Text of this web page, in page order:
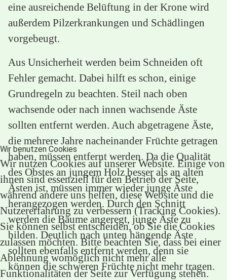
eine ausreichende Belüftung in der Krone wird
außerdem Pilzerkrankungen und Schädlingen
vorgebeugt.
Aus Unsicherheit werden beim Schneiden oft
Fehler gemacht. Dabei hilft es schon, einige
Grundregeln zu beachten. Steil nach oben
wachsende oder nach innen wachsende Äste
sollten entfernt werden. Auch abgetragene Äste,
die mehrere Jahre nacheinander Früchte getragen
haben, müssen entfernt werden. Da die Qualität
des Obstes an jungem Holz besser als an alten
Ästen ist, müssen immer wieder junge Äste
herangezogen werden. Durch den Schnitt
werden die Bäume angeregt, junge Äste zu
bilden. Deutlich nach unten hängende Äste
sollten ebenfalls entfernt werden, denn sie
können die schweren Früchte nicht mehr tragen.
Wir benutzen Cookies
Wir nutzen Cookies auf unserer Website. Einige von
ihnen sind essenziell für den Betrieb der Seite,
während andere uns helfen, diese Website und die
Nutzererfahrung zu verbessern (Tracking Cookies).
Sie können selbst entscheiden, ob Sie die Cookies
zulassen möchten. Bitte beachten Sie, dass bei einer
Ablehnung womöglich nicht mehr alle
Funktionalitäten der Seite zur Verfügung stehen.